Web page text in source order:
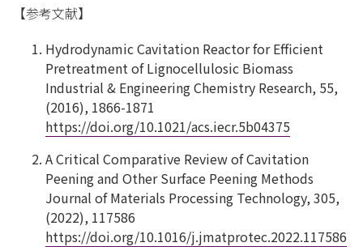
【参考文献】
Hydrodynamic Cavitation Reactor for Efficient
Pretreatment of Lignocellulosic Biomass
Industrial & Engineering Chemistry Research, 55,
(2016), 1866-1871
https://doi.org/10.1021/acs.iecr.5b04375
A Critical Comparative Review of Cavitation
Peening and Other Surface Peening Methods
Journal of Materials Processing Technology, 305,
(2022), 117586
https://doi.org/10.1016/j.jmatprotec.2022.117586